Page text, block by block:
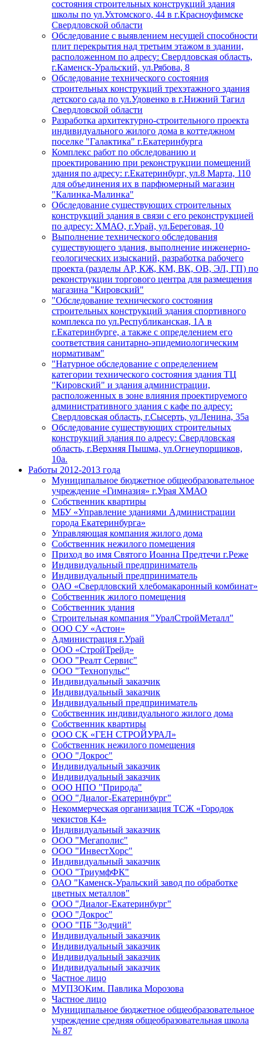
состояния строительных конструкций здания
школы по ул.Ухтомского, 44 в г.Красноуфимске
Свердловской области
Обследование с выявлением несущей способности
плит перекрытия над третьим этажом в здании,
расположенном по адресу: Свердловская область,
г.Каменск-Уральский, ул.Рябова, 8
Обследование технического состояния
строительных конструкций трехэтажного здания
детского сада по ул.Удовенко в г.Нижний Тагил
Свердловской области
Разработка архитектурно-строительного проекта
индивидуального жилого дома в коттеджном
поселке "Галактика" г.Екатеринбурга
Комплекс работ по обследованию и
проектированию при реконструкции помещений
здания по адресу: г.Екатеринбург, ул.8 Марта, 110
для объединения их в парфюмерный магазин
"Калинка-Малинка"
Обследование существующих строительных
конструкций здания в связи с его реконструкцией
по адресу: ХМАО, г.Урай, ул.Береговая, 10
Выполнение технического обследования
существующего здания, выполнение инженерно-
геологических изысканий, разработка рабочего
проекта (разделы АР, КЖ, КМ, ВК, ОВ, ЭЛ, ГП) по
реконструкции торгового центра для размещения
магазина "Кировский"
"Обследование технического состояния
строительных конструкций здания спортивного
комплекса по ул.Республиканская, 1А в
г.Екатеринбурге, а также с определением его
соответствия санитарно-эпидемиологическим
нормативам"
"Натурное обследование с определением
категории технического состояния здания ТЦ
"Кировский" и здания администрации,
расположенных в зоне влияния проектируемого
административного здания с кафе по адресу:
Свердловская область, г.Сысерть, ул.Ленина, 35а
Обследование существующих строительных
конструкций здания по адресу: Свердловская
область, г.Верхняя Пышма, ул.Огнеупорщиков,
10а.
Работы 2012-2013 года
Муниципальное бюджетное общеобразовательное
учреждение «Гимназия» г.Урая ХМАО
Собственник квартиры
МБУ «Управление зданиями Администрации
города Екатеринбурга»
Управляющая компания жилого дома
Собственник нежилого помещения
Приход во имя Святого Иоанна Предтечи г.Реже
Индивидуальный предприниматель
Индивидуальный предприниматель
ОАО «Свердловский хлебомакаронный комбинат»
Собственник жилого помещения
Собственник здания
Строительная компания "УралСтройМеталл"
ООО СУ «Астон»
Администрация г.Урай
ООО «СтройТрейд»
ООО "Реалт Сервис"
ООО "Технопульс"
Индивидуальный заказчик
Индивидуальный заказчик
Индивидуальный предприниматель
Собственник индивидуального жилого дома
Собственник квартиры
ООО СК «ГЕН СТРОЙУРАЛ»
Собственник нежилого помещения
ООО "Докрос"
Индивидуальный заказчик
Индивидуальный заказчик
ООО НПО "Природа"
ООО "Диалог-Екатеринбург"
Некоммерческая организация ТСЖ «Городок
чекистов К4»
Индивидуальный заказчик
ООО "Мегаполис"
ООО "ИнвестХорс"
Индивидуальный заказчик
ООО "ТриумфФК"
ОАО "Каменск-Уральский завод по обработке
цветных металлов"
ООО "Диалог-Екатеринбург"
ООО "Докрос"
ООО "ПБ "Зодчий"
Индивидуальный заказчик
Индивидуальный заказчик
Индивидуальный заказчик
Индивидуальный заказчик
Частное лицо
МУПЗОКим. Павлика Морозова
Частное лицо
Муниципальное бюджетное общеобразовательное
учреждение средняя общеобразовательная школа
№ 87